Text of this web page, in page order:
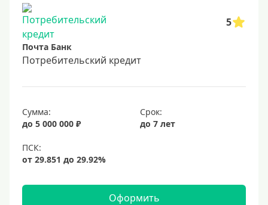
5
Почта Банк
Потребительский кредит
Сумма:
до 5 000 000 ₽
Срок:
до 7 лет
Оформить